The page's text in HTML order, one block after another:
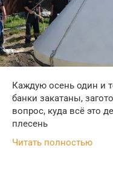
Каждую осень один и
банки закатаны,
вопрос, куда всё это
плесень
Читать полностью